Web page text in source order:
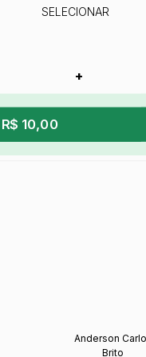
SELECIONAR
+
10,00
Anderson
Brito